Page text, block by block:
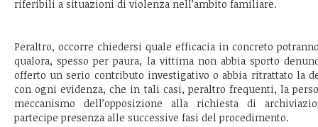
riferibili a situazioni di violenza nell’ambito familiare.
Peraltro, occorre chiedersi quale efficacia in concreto
qualora, spesso per paura, la vittima non abbia sporto
offerto un serio contributo investigativo o abbia ritrattato la
con ogni evidenza, che in tali casi, peraltro frequenti, la
meccanismo dell’opposizione alla richiesta di
partecipe presenza alle successive fasi del procedimento.